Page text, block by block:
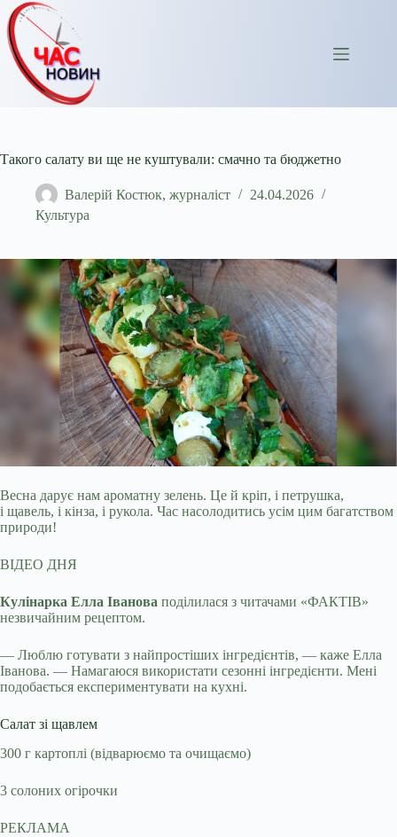
Перейти
до
вмісту
Такого салату ви ще не куштували: смачно та бюджетно
Валерій Костюк, журналіст
24.04.2026
Культура
Весна дарує нам ароматну зелень. Це й кріп, і петрушка,
і щавель, і кінза, і рукола. Час насолодитись усім цим багатством
природи!
ВІДЕО ДНЯ
Кулінарка Елла Іванова поділилася з читачами «ФАКТІВ»
незвичайним рецептом.
— Люблю готувати з найпростіших інгредієнтів, — каже Елла
Іванова. — Намагаюся використати сезонні інгредієнти. Мені
подобається експериментувати на кухні.
Салат зі щавлем
300 г картоплі (відварюємо та очищаємо)
3 солоних огірочки
РЕКЛАМА